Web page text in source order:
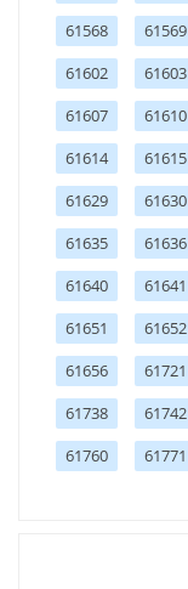
61568
61569
61602
61603
61607
61610
61614
61615
61629
61630
61635
61636
61640
61641
61651
61652
61656
61721
61738
61742
61760
61771